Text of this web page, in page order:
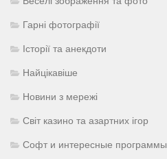
Гарні фотографії
Історії та анекдоти
Найцікавіше
Новини з мережі
Світ казино та азартних ігор
Софт и интересные программы